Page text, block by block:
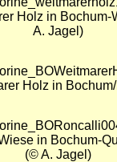
Holz in
A. Jagel)
Holz in
in Bochum-
(© A. Jagel)